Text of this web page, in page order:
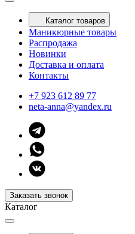
Каталог товаров
Маникюрные товары
Распродажа
Новинки
Доставка и оплата
Контакты
+7 923 612 89 77
neta-anna@yandex.ru
Заказать звонок
Каталог